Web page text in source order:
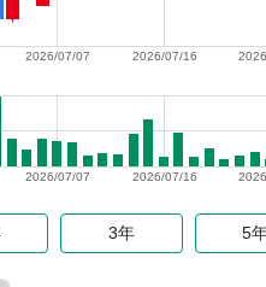
2026/07/16
2026/07/07
2026/07/16
2026/07/07
3年 5